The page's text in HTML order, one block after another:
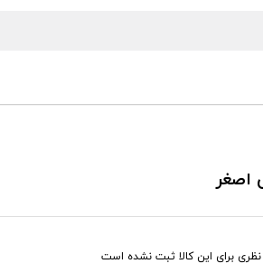
اصغر
نظری برای این کالا ثبت نشده است